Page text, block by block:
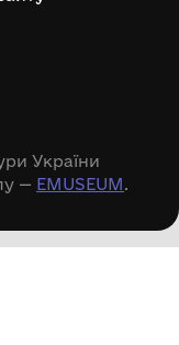
України
— EMUSEUM.